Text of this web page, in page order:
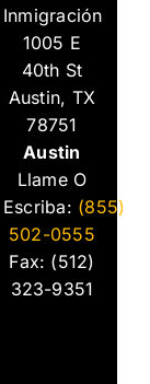
Inmigración
1005 E
40th St
Austin, TX
78751
Austin
Llame O
Escriba: (855)
502-0555
Fax: (512)
323-9351